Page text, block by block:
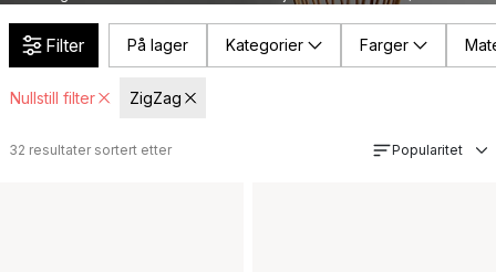
passer perfekt inn i både private og offentlige rom.
Filter På lager Kategorier Farger
Nullstill filter ZigZag
32 resultater sortert etter Popularitet